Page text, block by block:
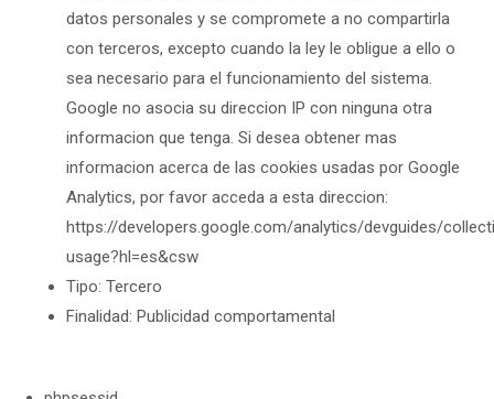
datos personales y se compromete a no compartirla
con terceros, excepto cuando la ley le obligue a ello o
sea necesario para el funcionamiento del sistema.
Google no asocia su direccion IP con ninguna otra
informacion que tenga. Si desea obtener mas
informacion acerca de las cookies usadas por Google
Analytics, por favor acceda a esta direccion:
https://developers.google.com/analytics/devguides/
usage?hl=es&csw
Tipo: Tercero
Finalidad: Publicidad comportamental